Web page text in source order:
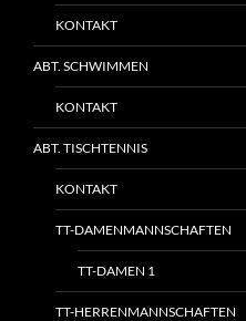
KONTAKT
ABT. SCHWIMMEN
KONTAKT
ABT. TISCHTENNIS
KONTAKT
TT-DAMENMANNSCHAFTEN
TT-DAMEN 1
TT-HERRENMANNSCHAFTEN